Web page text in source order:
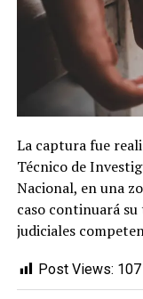
La captura fue
Técnico de
Nacional, en una
caso continuará
judiciales
Post Views: 107